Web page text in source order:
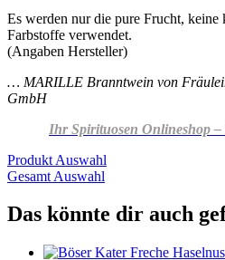
Es werden nur die pure Frucht,
Farbstoffe verwendet.
(Angaben Hersteller)
… MARILLE Branntwein von
GmbH
Ihr Spirituosen Onlineshop –
Produkt Auswahl
Gesamt Auswahl
Das könnte dir auch